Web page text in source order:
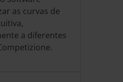
as curvas de
a diferentes